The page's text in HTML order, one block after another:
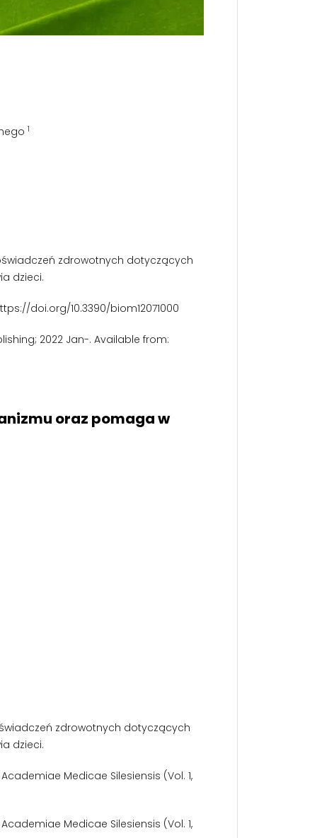
1
zdrowotnych dotyczących
dzieci.
doi.org/10.3390/biom12071000
2022 Jan-. Available from:
oraz pomaga w
zdrowotnych dotyczących
dzieci.
Academiae Medicae Silesiensis (Vol. 1,
Academiae Medicae Silesiensis (Vol. 1,